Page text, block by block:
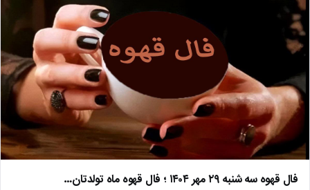
فال قهوه سه شنبه ۲۹ مهر ۱۴۰۴ ؛ فال قهوه ماه تولدتان…